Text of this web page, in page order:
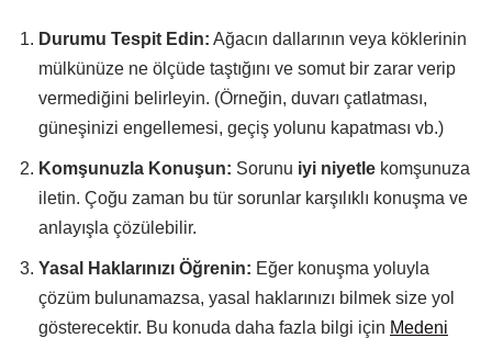
Durumu Tespit Edin: Ağacın dallarının veya köklerinin
mülkünüze ne ölçüde taştığını ve somut bir zarar verip
vermediğini belirleyin. (Örneğin, duvarı çatlatması,
güneşinizi engellemesi, geçiş yolunu kapatması vb.)
Komşunuzla Konuşun: Sorunu iyi niyetle komşunuza
iletin. Çoğu zaman bu tür sorunlar karşılıklı konuşma ve
anlayışla çözülebilir.
Yasal Haklarınızı Öğrenin: Eğer konuşma yoluyla
çözüm bulunamazsa, yasal haklarınızı bilmek size yol
gösterecektir. Bu konuda daha fazla bilgi için Medeni